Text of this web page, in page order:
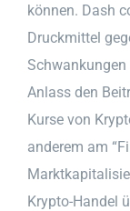
können. Dash
Druckmittel
Schwankungen
Anlass den
Kurse von
anderem am
Krypto-Handel